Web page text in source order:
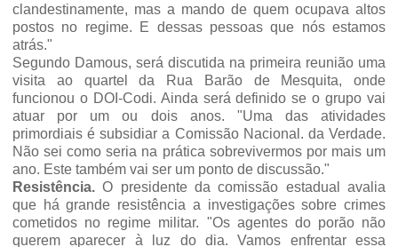
clandestinamente, mas a mando de quem ocupava altos
postos no regime. E dessas pessoas que nós estamos
atrás."
Segundo Damous, será discutida na primeira reunião uma
visita ao quartel da Rua Barão de Mesquita, onde
funcionou o DOI-Codi. Ainda será definido se o grupo vai
atuar por um ou dois anos. "Uma das atividades
primordiais é subsidiar a Comissão Nacional. da Verdade.
Não sei como seria na prática sobrevivermos por mais um
ano. Este também vai ser um ponto de discussão."
Resistência. O presidente da comissão estadual avalia
que há grande resistência a investigações sobre crimes
cometidos no regime militar. "Os agentes do porão não
querem aparecer à luz do dia. Vamos enfrentar essa